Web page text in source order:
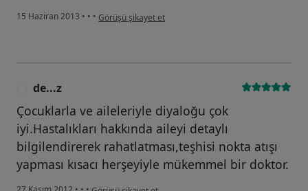
15 Haziran 2013 • • • kullanıcının görüşüne göre ni...)
Görüşü şikayet et
de...z
Çocuklarla ve aileleriyle diyaloğu çok
iyi.Hastalıkları hakkında aileyi detaylı
bilgilendirerek rahatlatması,teşhisi nokta atışı
yapması kısacı herşeyiyle mükemmel bir doktor.
kullanıcının görüşüne göre de...z